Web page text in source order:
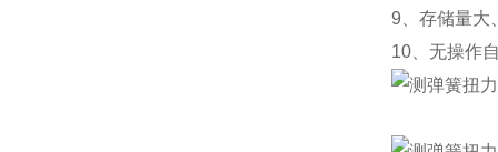
9、存储量大
10、无操作